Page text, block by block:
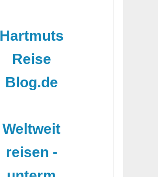
Hartmuts
Reise
Blog.de
Weltweit
reisen -